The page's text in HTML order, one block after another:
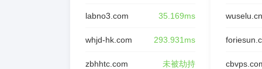
labno3.com 35.169ms
whjd-hk.com 293.931ms
zbhhtc.com 未被劫持
wuselu.cn